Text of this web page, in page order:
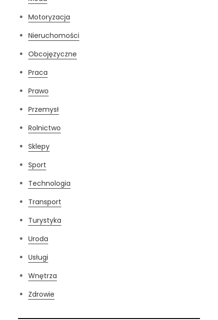
Motoryzacja
Nieruchomości
Obcojęzyczne
Praca
Prawo
Przemysł
Rolnictwo
Sklepy
Sport
Technologia
Transport
Turystyka
Uroda
Usługi
Wnętrza
Zdrowie